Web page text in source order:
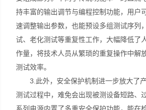
持丰富的输出调节与编程控制功能，用户
速调整输出参数，也能预设多组测试序列
试、老化测试等重复性工作，大幅降低了
作量，将技术人员从繁琐的重复操作中解
测试效率。
3.此外，安全保护机制进一步放大了
测试过程中，难免会出现被测设备短路、